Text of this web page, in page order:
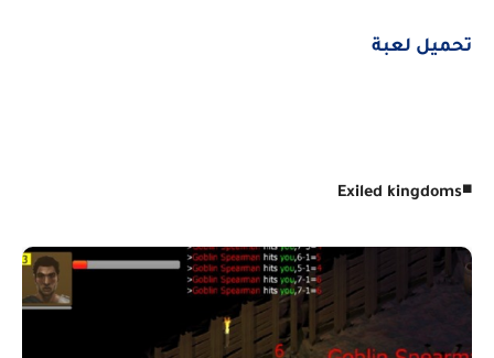
تحميل لعبة
◾
Exiled kingdoms